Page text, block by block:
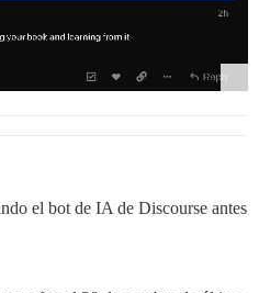
el bot de IA de Discourse antes